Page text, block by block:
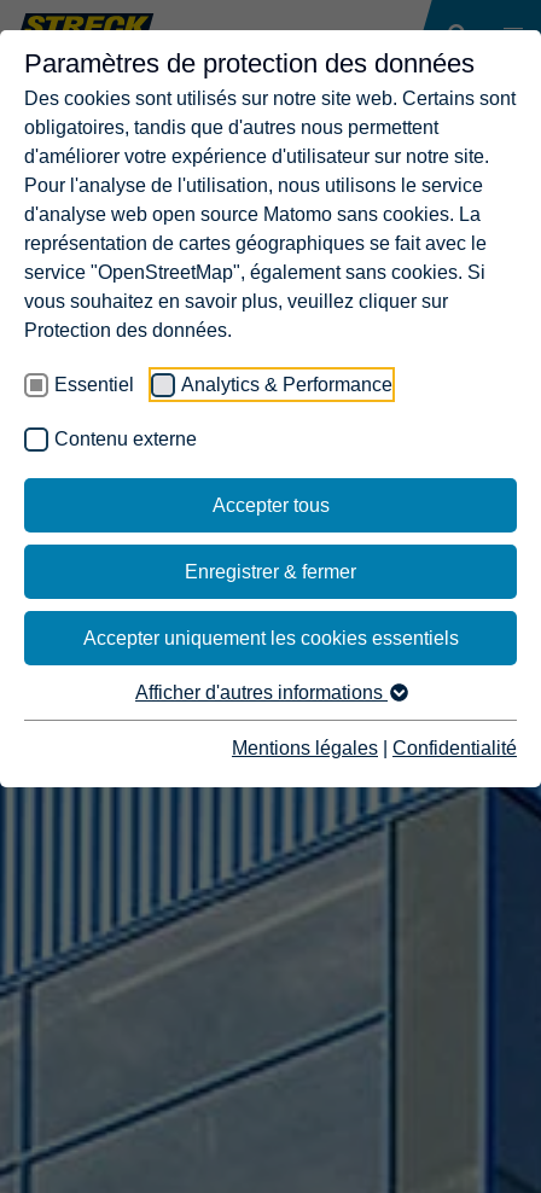
Paramètres de protection des données
Des cookies sont utilisés sur notre site web. Certains sont
obligatoires, tandis que d'autres nous permettent
d'améliorer votre expérience d'utilisateur sur notre site.
Pour l'analyse de l'utilisation, nous utilisons le service
d'analyse web open source Matomo sans cookies. La
représentation de cartes géographiques se fait avec le
service "OpenStreetMap", également sans cookies. Si
vous souhaitez en savoir plus, veuillez cliquer sur
Protection des données.
Essentiel Analytics & Performance
Contenu externe
Accepter tous
Enregistrer & fermer
Accepter uniquement les cookies essentiels
Afficher d'autres informations
Mentions légales Confidentialité